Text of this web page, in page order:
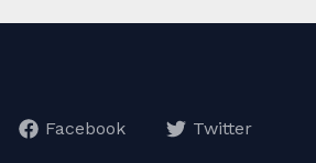
Facebook Twitter